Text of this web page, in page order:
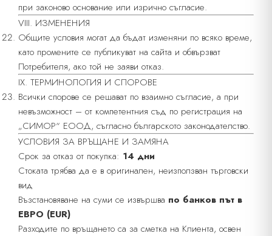
при законово основание или изрично съгласие.
VIII. ИЗМЕНЕНИЯ
Общите условия могат да бъдат изменяни по всяко време,
като промените се публикуват на сайта и обвързват
Потребителя, ако той не заяви отказ.
IX. ТЕРМИНОЛОГИЯ И СПОРОВЕ
Всички спорове се решават по взаимно съгласие, а при
невъзможност – от компетентния съд по регистрация на
„СИМОР“ ЕООД, съгласно българското законодателство.
УСЛОВИЯ ЗА ВРЪЩАНЕ И ЗАМЯНА
Срок за отказ от покупка: 14 дни
Стоката трябва да е в оригинален, неизползван търговски
вид
Възстановяване на суми се извършва по банков път в
ЕВРО (EUR)
Разходите по връщането са за сметка на Клиента, освен